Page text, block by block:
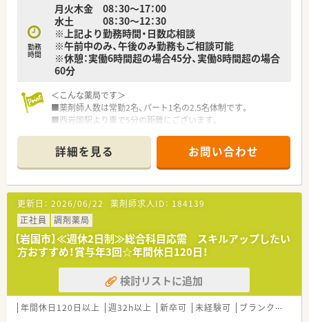
【職場環境と雰囲気】
■自然に囲まれた大変綺麗で落ち着いた環境の病院であるため、
スタッフ一同が心身ともにゆとりを持って業務に取り組んでい
ます。
■夜勤や残業がほとんどないため、仕事とご家庭のバランスを上
す。
■勉強会などが定期的に開催されており、未経験の方でも周囲の
サポートを受けながら着実にスキルを身につけられる温かい環
境です。
勤務
時間
月火木金 08：30～17：00
水土 08：30～12：30
※上記より勤務時間・日数応相談
※午前中のみ、午後のみ勤務もご相談可能
※休憩：実働6時間超の場合45分、実働8時間超の場合
60分
＜こんな薬局です＞
■薬剤師人数は常勤2名、パート1名の2.5名体制です。
■西岩国駅より車で5分の距離にございます。
■電子薬歴Gooco、iPadを使用しています。また小型全自動錠剤
分包機リトリア３も導入しています。
＜業務内容＞
■循環器の処方箋を主に受けています。
■処方箋枚数は約40枚/日程度です。
＜研修制度＞
■現場の先輩薬剤師より指導を受けて頂きます。
＜法人特徴＞
■かかりつけや認定などのノルマはありません。
■利用可能な託児所等はありませんが、薬局内の従業員休憩室に
連れてくることは可能です。
詳細を見る お問い合わせ
更新日： 2026/06/22 薬剤師求人ID： 184139
正社員
調剤薬局
【岩国市】≪週休2日制≫総合科目応需 スキルアップしたい
方おすすめ！賞与年3回☆年間休日120日！
検討リストに追加
年間休日120日以上 週32h以上 新卒可 未経験可 ブランク可